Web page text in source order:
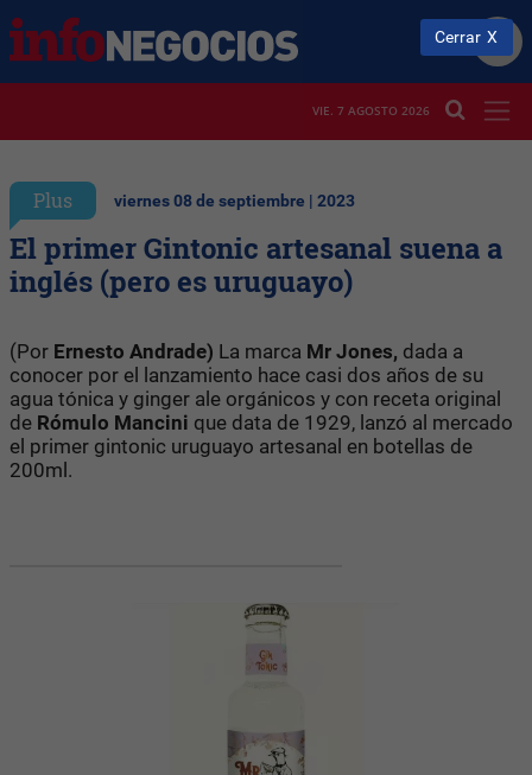
VIE. 7 AGOSTO 2026
Plus viernes 08 de septiembre | 2023
El primer Gintonic artesanal suena a
inglés (pero es uruguayo)
(Por Ernesto Andrade) La marca Mr Jones, dada a
conocer por el lanzamiento hace casi dos años de su
agua tónica y ginger ale orgánicos y con receta original
de Rómulo Mancini que data de 1929, lanzó al mercado
el primer gintonic uruguayo artesanal en botellas de
200ml.
Cerrar